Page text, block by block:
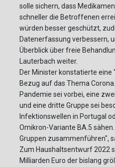
solle sichern, dass
schneller die Betroffenen
würden besser geschützt,
Datenerfassung verbessern,
Überblick über freie
Lauterbach weiter.
Der Minister konstatierte
Bezug auf das Thema
Pandemie sei vorbei, eine
und eine dritte Gruppe sei
Infektionswellen in Portugal
Omikron-Variante BA.5
Gruppen zusammenführen",
Zum Haushaltsentwurf 2022
Milliarden Euro der bislang